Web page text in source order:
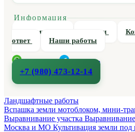
Информация
О компании Статьи
ответ
Наши работы
Telegram
+7 (980) 473-12-14
Ландшафтные работы
Вспашка земли мотоблоком, мини-
Выравнивание участка
Москва и МО Культивация земли под